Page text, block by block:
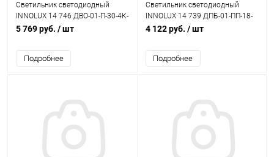
Светильник светодиодный
INNOLUX 14 746 ДВО-01-П-30-4К-
IP40-Армстронг
5 769 руб. / шт
Подробнее
Светильник светодиодный
INNOLUX 14 739 ДПБ-01-ПП-18-
WH-4К-IP65
4 122 руб. / шт
Подробнее